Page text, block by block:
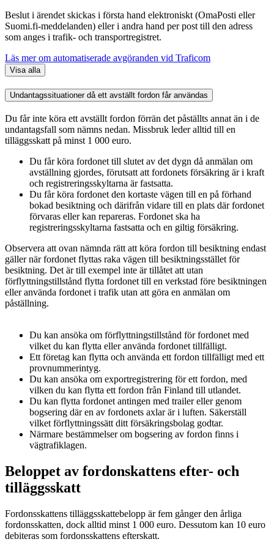
Beslut i ärendet skickas i första hand elektroniskt (OmaPosti eller
Suomi.fi-meddelanden) eller i andra hand per post till den adress
som anges i trafik- och transportregistret.
Läs mer om automatiserade avgöranden vid Traficom
Visa alla
Undantagssituationer då ett avställt fordon får användas
Du får inte köra ett avställt fordon förrän det påställts annat än i de
undantagsfall som nämns nedan. Missbruk leder alltid till en
tilläggsskatt på minst 1 000 euro.
Du får köra fordonet till slutet av det dygn då anmälan om
avställning gjordes, förutsatt att fordonets försäkring är i kraft
och registreringsskyltarna är fastsatta.
Du får köra fordonet den kortaste vägen till en på förhand
bokad besiktning och därifrån vidare till en plats där fordonet
förvaras eller kan repareras. Fordonet ska ha
registreringsskyltarna fastsatta och en giltig försäkring.
Observera att ovan nämnda rätt att köra fordon till besiktning endast
gäller när fordonet flyttas raka vägen till besiktningsstället för
besiktning. Det är till exempel inte är tillåtet att utan
förflyttningstillstånd flytta fordonet till en verkstad före besiktningen
eller använda fordonet i trafik utan att göra en anmälan om
påställning.
Du kan ansöka om förflyttningstillstånd för fordonet med
vilket du kan flytta eller använda fordonet tillfälligt.
Ett företag kan flytta och använda ett fordon tillfälligt med ett
provnummerintyg.
Du kan ansöka om exportregistrering för ett fordon, med
vilken du kan flytta ett fordon från Finland till utlandet.
Du kan flytta fordonet antingen med trailer eller genom
bogsering där en av fordonets axlar är i luften. Säkerställ
vilket förflyttningssätt ditt försäkringsbolag godtar.
Närmare bestämmelser om bogsering av fordon finns i
vägtrafiklagen.
Beloppet av fordonskattens efter- och
tilläggsskatt
Fordonsskattens tilläggsskattebelopp är fem gånger den årliga
fordonsskatten, dock alltid minst 1 000 euro. Dessutom kan 10 euro
debiteras som fordonsskattens efterskatt.